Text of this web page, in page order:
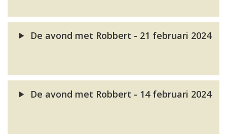
De avond met Robbert - 21 februari 2024
De avond met Robbert - 14 februari 2024